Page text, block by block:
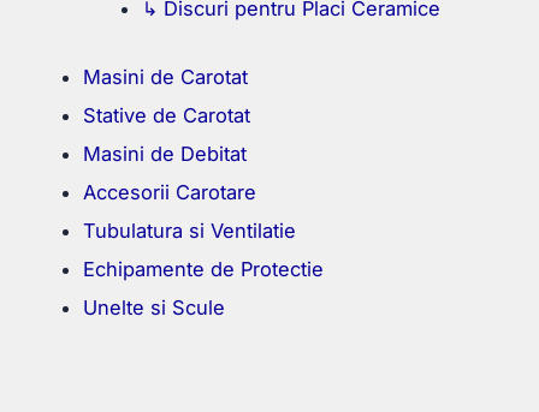
↳ Discuri pentru Placi Ceramice
Masini de Carotat
Stative de Carotat
Masini de Debitat
Accesorii Carotare
Tubulatura si Ventilatie
Echipamente de Protectie
Unelte si Scule